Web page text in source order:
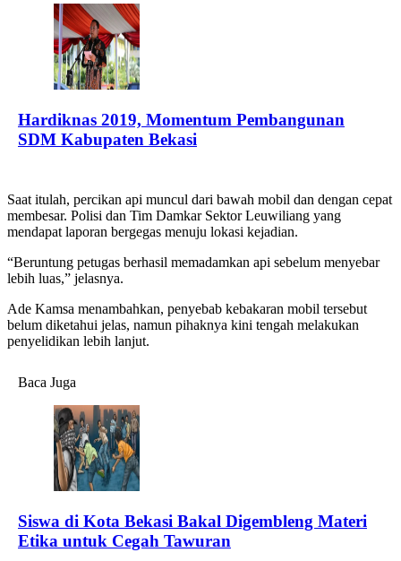
Hardiknas 2019, Momentum Pembangunan
SDM Kabupaten Bekasi
Saat itulah, percikan api muncul dari bawah mobil dan dengan cepat
membesar. Polisi dan Tim Damkar Sektor Leuwiliang yang
mendapat laporan bergegas menuju lokasi kejadian.
“Beruntung petugas berhasil memadamkan api sebelum menyebar
lebih luas,” jelasnya.
Ade Kamsa menambahkan, penyebab kebakaran mobil tersebut
belum diketahui jelas, namun pihaknya kini tengah melakukan
penyelidikan lebih lanjut.
Baca Juga
Siswa di Kota Bekasi Bakal Digembleng Materi
Etika untuk Cegah Tawuran